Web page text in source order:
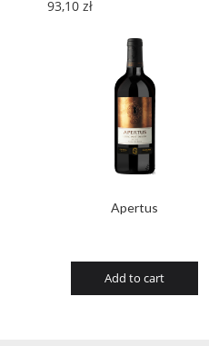
Apertus
93,10 zł
Add to cart